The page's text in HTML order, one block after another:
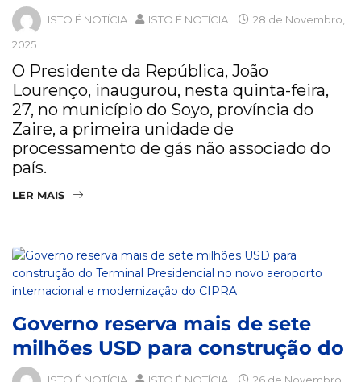
ISTO É NOTÍCIA ISTO É NOTÍCIA
28 de Novembro,
2025
O Presidente da República, João
Lourenço, inaugurou, nesta quinta-feira,
27, no município do Soyo, província do
Zaire, a primeira unidade de
processamento de gás não associado do
país.
LER MAIS
Governo reserva mais de sete
milhões USD para construção do